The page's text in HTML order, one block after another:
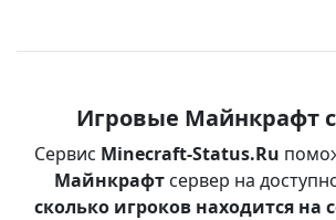
Игровые Майнкрафт
Сервис Minecraft-Status.Ru
Майнкрафтсервер на
сколько игроков находится на